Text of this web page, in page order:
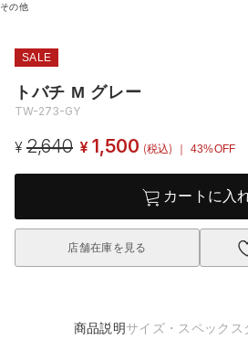
その他
SALE
トバチ M グレー
TW-273-GY
¥ 2,640 ¥ 1,500 (税込) ｜ 43%OFF
カートに入
店舗在庫を見る
商品説明サイズ・スペック ス